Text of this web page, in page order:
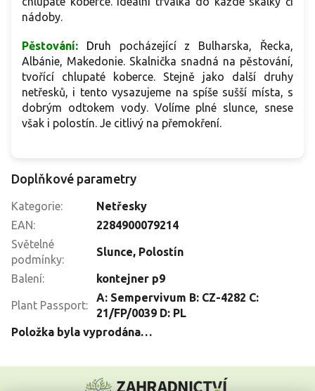
nádoby.
Pěstování: Druh pocházející z Bulharska, Řecka,
Albánie, Makedonie. Skalnička snadná na pěstování,
tvořící chlupaté koberce. Stejně jako další druhy
netřesků, i tento vysazujeme na spíše sušší místa, s
dobrým odtokem vody. Volíme plné slunce, snese
však i polostín. Je citlivý na přemokření.
Doplňkové parametry
Kategorie:
Netřesky
EAN:
2284900079214
Světelné
podmínky:
Slunce, Polostín
Balení: kontejner p9
Plant Passport:
A: Sempervivum B: CZ-4282 C:
21/FP/0039 D: PL
Položka byla vyprodána…